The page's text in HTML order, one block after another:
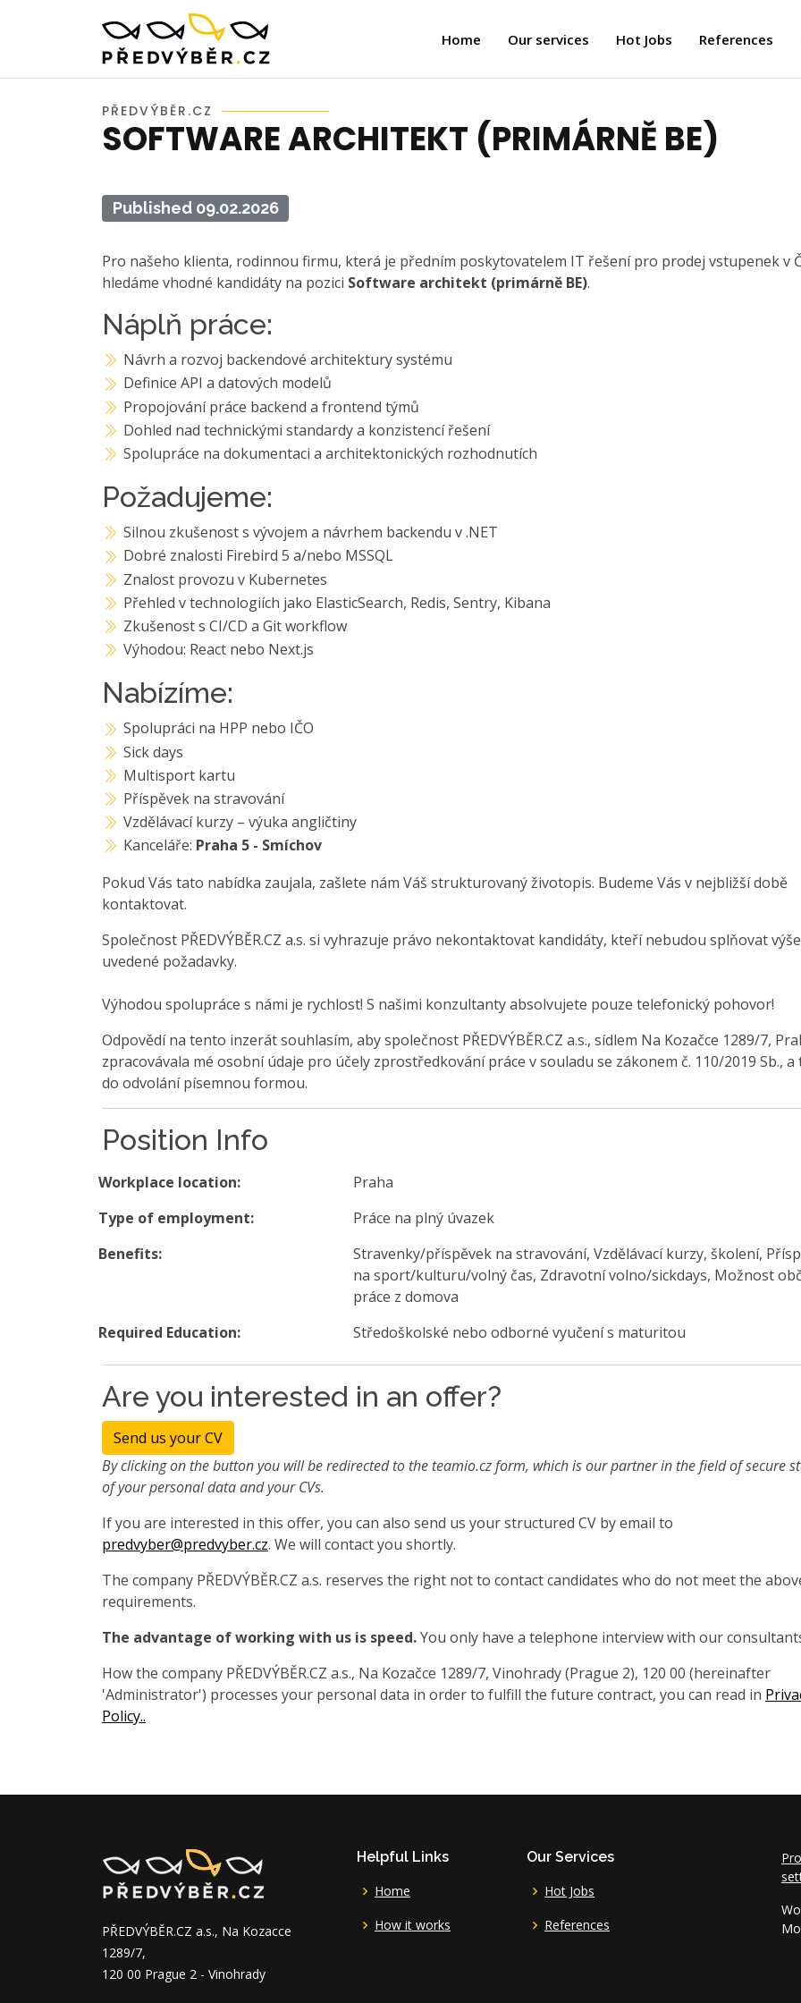
Home Our services Hot Jobs References
PŘEDVÝBĚR.CZ
SOFTWARE ARCHITEKT (PRIMÁRNĚ BE)
Published 09.02.2026
Pro našeho klienta, rodinnou firmu, která je předním poskytovatelem IT řešení pro prodej vstupenek v
hledáme vhodné kandidáty na pozici Software architekt (primárně BE).
Náplň práce:
Návrh a rozvoj backendové architektury systému
Definice API a datových modelů
Propojování práce backend a frontend týmů
Dohled nad technickými standardy a konzistencí řešení
Spolupráce na dokumentaci a architektonických rozhodnutích
Požadujeme:
Silnou zkušenost s vývojem a návrhem backendu v .NET
Dobré znalosti Firebird 5 a/nebo MSSQL
Znalost provozu v Kubernetes
Přehled v technologiích jako ElasticSearch, Redis, Sentry, Kibana
Zkušenost s CI/CD a Git workflow
Výhodou: React nebo Next.js
Nabízíme:
Spolupráci na HPP nebo IČO
Sick days
Multisport kartu
Příspěvek na stravování
Vzdělávací kurzy – výuka angličtiny
Kanceláře: Praha 5 - Smíchov
Pokud Vás tato nabídka zaujala, zašlete nám Váš strukturovaný životopis. Budeme Vás v nejbližší době
kontaktovat.
Společnost PŘEDVÝBĚR.CZ a.s. si vyhrazuje právo nekontaktovat kandidáty, kteří nebudou splňovat výše
uvedené požadavky.
Výhodou spolupráce s námi je rychlost! S našimi konzultanty absolvujete pouze telefonický pohovor!
Odpovědí na tento inzerát souhlasím, aby společnost PŘEDVÝBĚR.CZ a.s., sídlem Na Kozačce 1289/7,
zpracovávala mé osobní údaje pro účely zprostředkování práce v souladu se zákonem č. 110/2019 Sb., a
do odvolání písemnou formou.
Position Info
Workplace location:
Praha
Type of employment:
Práce na plný úvazek
Benefits:
Stravenky/příspěvek na stravování, Vzdělávací kurzy, školení,
na sport/kulturu/volný čas, Zdravotní volno/sickdays, Možnost
práce z domova
Required Education:
Středoškolské nebo odborné vyučení s maturitou
Are you interested in an offer?
Send us your CV
By clicking on the button you will be redirected to the teamio.cz form, which is our partner in the field of secure
of your personal data and your CVs.
If you are interested in this offer, you can also send us your structured CV by email to
predvyber@predvyber.cz. We will contact you shortly.
The company PŘEDVÝBĚR.CZ a.s. reserves the right not to contact candidates who do not meet the
requirements.
The advantage of working with us is speed.You only have a telephone interview with our
How the company PŘEDVÝBĚR.CZ a.s., Na Kozačce 1289/7, Vinohrady (Prague 2), 120 00 (hereinafter
'Administrator') processes your personal data in order to fulfill the future contract, you can read in
Policy..
PŘEDVÝBĚR.CZ a.s., Na Kozacce
1289/7,
120 00 Prague 2 - Vinohrady
Helpful Links
Home
How it works
Our Services
Hot Jobs
References